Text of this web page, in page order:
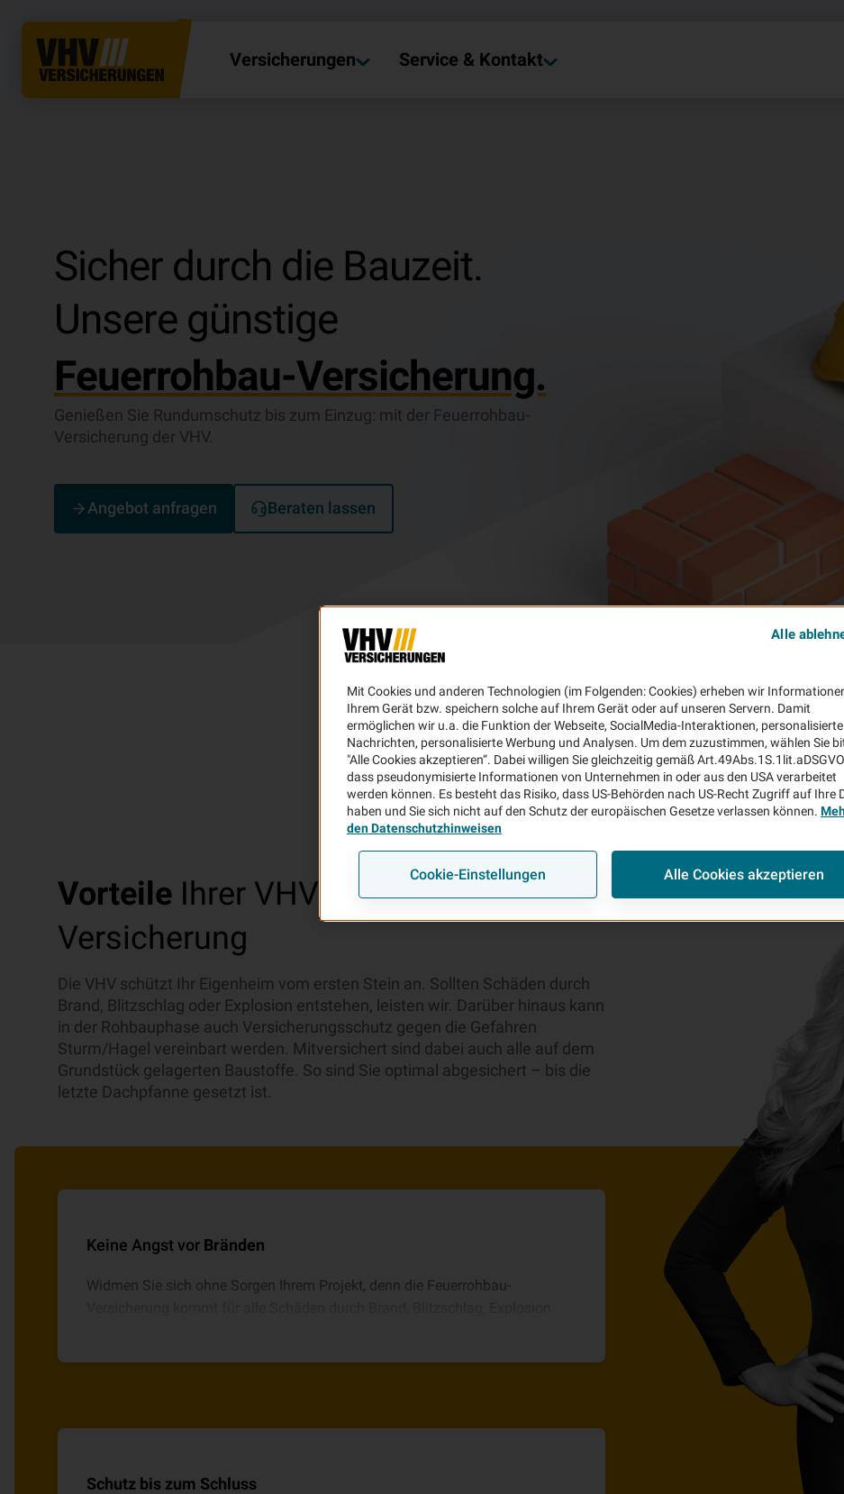
Versicherungen Service & Kontakt
Sicher durch die Bauzeit.
Unsere günstige
Feuerrohbau-Versicherung.
Genießen Sie Rundumschutz bis zum Einzug: mit der Feuerrohbau-
Versicherung der VHV.
Angebot anfragen Beraten lassen
Vorteile Ihrer VHV Feuerrohbau-
Versicherung
Die VHV schützt Ihr Eigenheim vom ersten Stein an. Sollten Schäden durch
Brand, Blitzschlag oder Explosion entstehen, leisten wir. Darüber hinaus kann
in der Rohbauphase auch Versicherungsschutz gegen die Gefahren
Sturm/Hagel vereinbart werden. Mitversichert sind dabei auch alle auf dem
Grundstück gelagerten Baustoffe. So sind Sie optimal abgesichert – bis die
letzte Dachpfanne gesetzt ist.
Keine Angst vor Bränden
Widmen Sie sich ohne Sorgen Ihrem Projekt, denn die Feuerrohbau-
Schutz bis zum Schluss
Mit Cookies und anderen Technologien (im Folgenden: Cookies) erheben wir
Ihrem Gerät bzw. speichern solche auf Ihrem Gerät oder auf unseren Servern. Damit
ermöglichen wir u.a. die Funktion der Webseite, SocialMedia-Interaktionen, personalisierte
Nachrichten, personalisierte Werbung und Analysen. Um dem zuzustimmen, wählen Sie
"Alle Cookies akzeptieren“. Dabei willigen Sie gleichzeitig gemäß
dass pseudonymisierte Informationen von Unternehmen in oder aus den USA verarbeitet
werden können. Es besteht das Risiko, dass US-Behörden nach US-Recht Zugriff auf Ihre
haben und Sie sich nicht auf den Schutz der europäischen Gesetze verlassen können.
den Datenschutzhinweisen
Cookie-Einstellungen Alle Cookies akzeptieren
Alle